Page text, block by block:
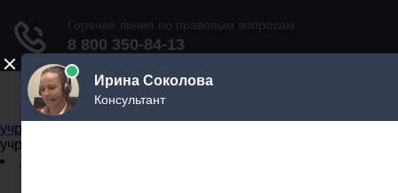
Не официальный справочник государственных
учреждений
учреждений
Задать вопрос юристу